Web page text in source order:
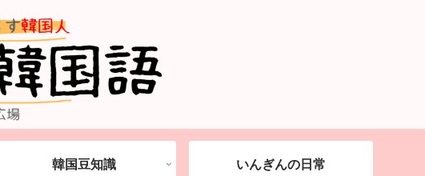
韓国豆知識 いんぎんの日常